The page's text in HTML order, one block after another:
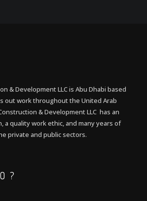
& Development LLC is Abu Dhabi based
out work throughout the United Arab
& Development LLC has an
a quality work ethic, and many years of
private and public sectors.
?